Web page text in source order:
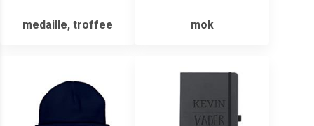
medaille, troffee mok